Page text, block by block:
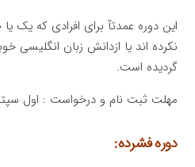
این دوره عمدتآ برای افرادی که یک
نکرده اند یا ازدانش زبان انگلیسی
گردیده است.
مهلت ثبت نام و درخواست : اول
دوره فشرده: